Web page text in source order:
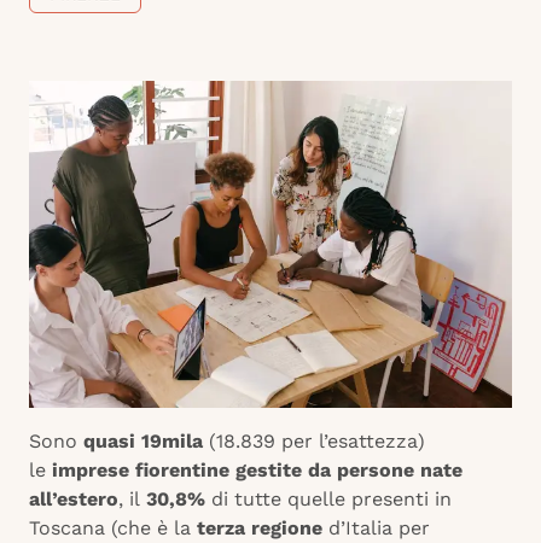
Sono quasi 19mila (18.839 per l’esattezza)
le imprese fiorentine gestite da persone nate
all’estero, il 30,8% di tutte quelle presenti in
Toscana (che è la terza regione d’Italia per